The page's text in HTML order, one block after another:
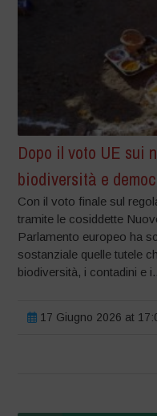
Dopo il voto UE sui
biodiversità e
Con il voto finale sul
tramite le cosiddette
Parlamento europeo ha
sostanziale quelle tutele
biodiversità, i contadini e
17 Giugno 2026 at